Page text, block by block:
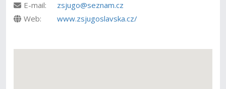
E-mail:
zsjugo@seznam.cz
Web:
www.zsjugoslavska.cz/